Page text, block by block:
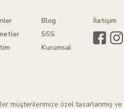
Blog
SSS
Kurumsal
İletişim
müşterilerimize özel tasarlanmış ve